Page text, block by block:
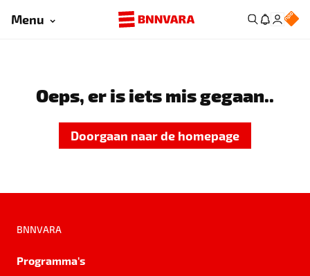
Menu
Oeps, er is iets mis gegaan..
Doorgaan naar de homepage
BNNVARA
Programma's